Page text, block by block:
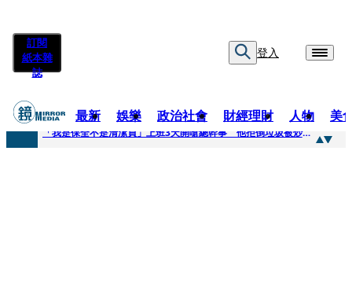
訂閱
紙本雜
誌
登入
最新 娛樂 政治社會 財經理財 人物 美
快訊
「我是保全不是清潔員」上班3天開嗆總幹事 他拒倒垃圾被炒！怒提告...法官這原因判敗訴